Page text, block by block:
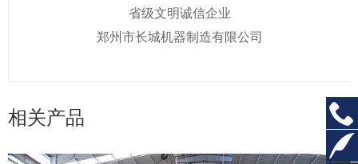
省级文明诚信企业
郑州市长城机器制造有限公司
相关产品

